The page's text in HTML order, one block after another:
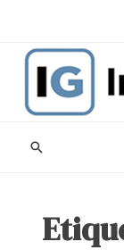
content